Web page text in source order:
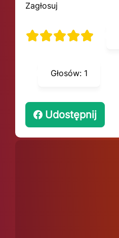
Zagłosuj
Głosów: 1
Udostępnij